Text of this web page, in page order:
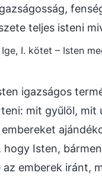
teljes isteni
I. kötet – Isten
igazságos
mit gyűlöl, mit
hogy Isten,
az emberek iránt,